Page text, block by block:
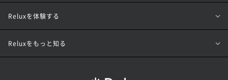
Reluxを体験する
Reluxをもっと知る